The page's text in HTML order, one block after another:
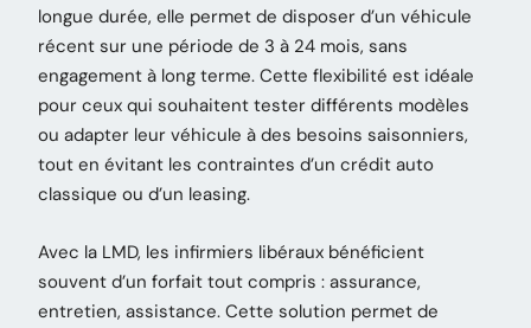
longue durée, elle permet de disposer d’un véhicule
récent sur une période de 3 à 24 mois, sans
engagement à long terme. Cette flexibilité est idéale
pour ceux qui souhaitent tester différents modèles
ou adapter leur véhicule à des besoins saisonniers,
tout en évitant les contraintes d’un crédit auto
classique ou d’un leasing.
Avec la LMD, les infirmiers libéraux bénéficient
souvent d’un forfait tout compris : assurance,
entretien, assistance. Cette solution permet de